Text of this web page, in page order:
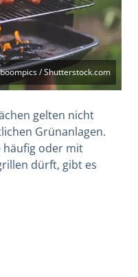
/ Shutterstock.com
gelten nicht
Grünanlagen.
häufig oder mit
dürft, gibt es